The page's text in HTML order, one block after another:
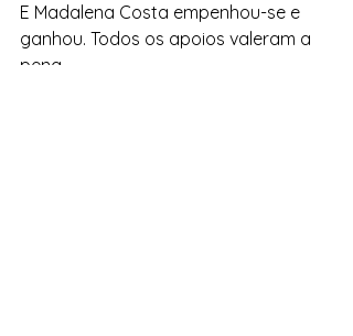
E Madalena Costa empenhou-se e
ganhou. Todos os apoios valeram a
pena.